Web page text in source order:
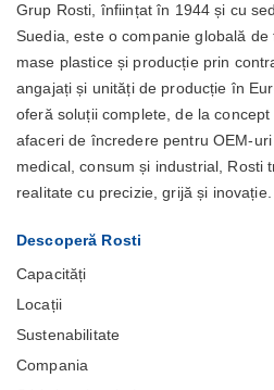
Grup Rosti, înființat în 1944 și cu
Suedia, este o companie globală
mase plastice și producție prin
angajați și unități de producție în
oferă soluții complete, de la
afaceri de încredere pentru OEM-
medical, consum și industrial, Rosti
realitate cu precizie, grijă și inovație.
Descoperă Rosti
Capacități
Locații
Sustenabilitate
Compania